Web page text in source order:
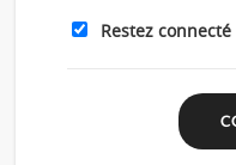
Restez connecté